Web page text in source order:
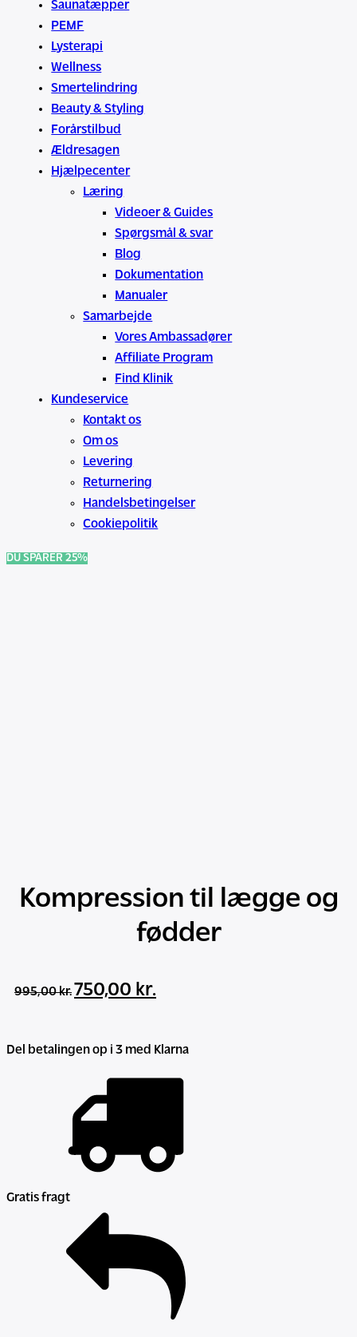
Saunatæpper
PEMF
Lysterapi
Wellness
Smertelindring
Beauty & Styling
Forårstilbud
Ældresagen
Hjælpecenter
Læring
Videoer & Guides
Spørgsmål & svar
Blog
Dokumentation
Manualer
Samarbejde
Vores Ambassadører
Affiliate Program
Find Klinik
Kundeservice
Kontakt os
Om os
Levering
Returnering
Handelsbetingelser
Cookiepolitik
DU SPARER 25%
Kompression til lægge og
fødder
995,00kr.
Den
var:
750,00 kr.
er:
Del betalingen op i 3 med Klarna
Gratis fragt